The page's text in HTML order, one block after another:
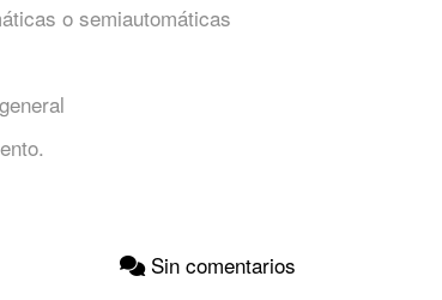
o semiautomáticas
Sin comentarios